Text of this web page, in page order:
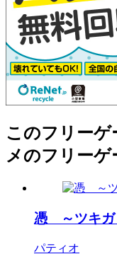
このフリーゲ
メのフリーゲ
憑 ～ツキガ
パティオ